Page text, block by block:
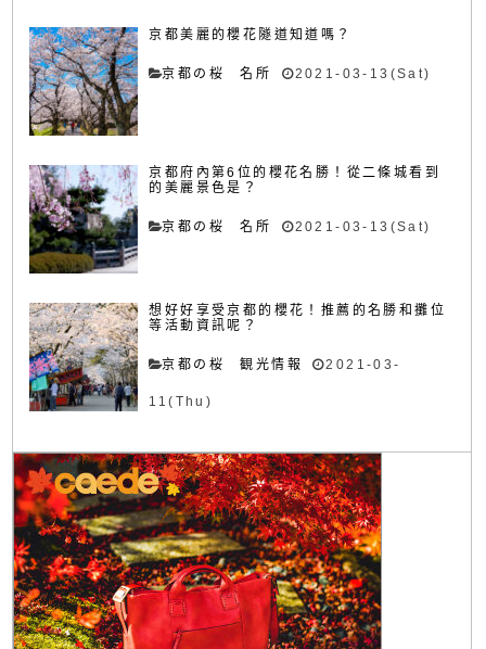
京都美麗的櫻花隧道知道嗎？
京都の桜 名所 2021-03-13(Sat)
京都府內第6位的櫻花名勝！從二條城看到
的美麗景色是？
京都の桜 名所 2021-03-13(Sat)
想好好享受京都的櫻花！推薦的名勝和攤位
等活動資訊呢？
京都の桜 観光情報 2021-03-
11(Thu)